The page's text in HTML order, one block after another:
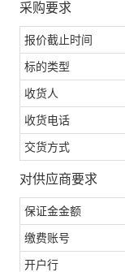
采购要求
报价截止时间
标的类型
收货人
收货电话
交货方式
对供应商要求
保证金金额
缴费账号
开户行